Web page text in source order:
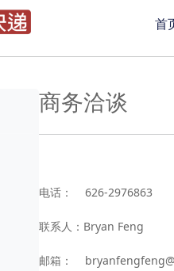
首
商务洽谈
电话： 626-2976863
联系人：Bryan Feng
邮箱：